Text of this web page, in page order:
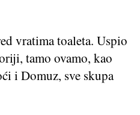
vratima toaleta. Uspio
tamo ovamo, kao
i Domuz, sve skupa